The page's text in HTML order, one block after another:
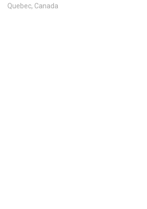
Quebec, Canada